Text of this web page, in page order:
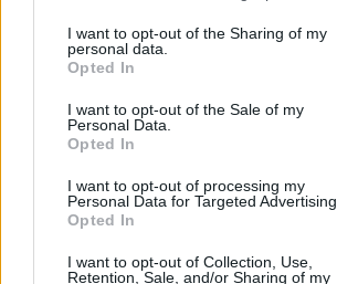
I want to opt-out of the Sharing of my
personal data.
Opted In
I want to opt-out of the Sale of my
Personal Data.
Opted In
I want to opt-out of processing my
Personal Data for Targeted Advertising.
Opted In
I want to opt-out of Collection, Use,
Retention, Sale, and/or Sharing of my
JÁTÉKADATLAP
Műfaj:
Kiadó: